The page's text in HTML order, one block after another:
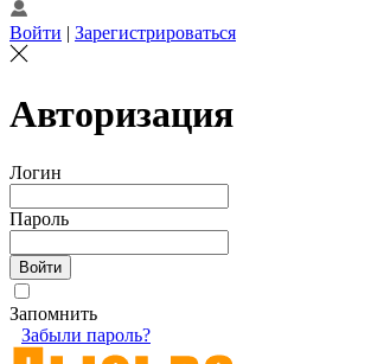
Войти | Зарегистрироваться
Авторизация
Логин
Пароль
Запомнить
Забыли пароль?